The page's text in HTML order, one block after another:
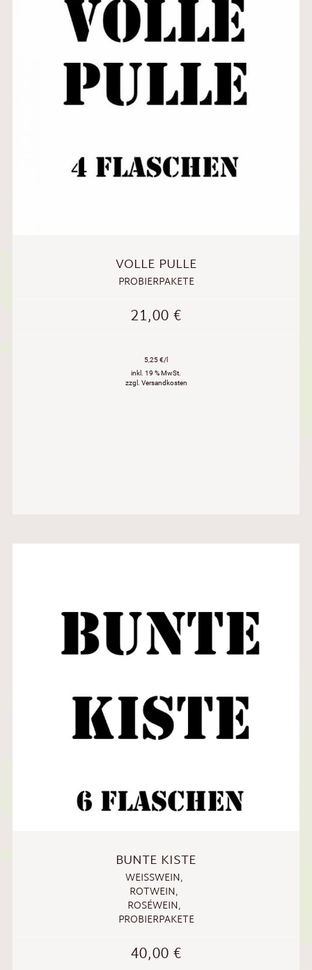
VOLLE PULLE
PROBIERPAKETE
21,00€
5,25 €/l
inkl. 19 % MwSt.
zzgl. Versandkosten
BUNTE KISTE
WEISSWEIN ,
ROTWEIN,
ROSÉWEIN,
PROBIERPAKETE
40,00€